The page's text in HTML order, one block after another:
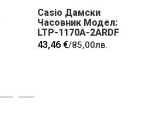
Casio Дамски
Часовник Модел:
LTP-1170A-2ARDF
43,46 €/85,00лв.